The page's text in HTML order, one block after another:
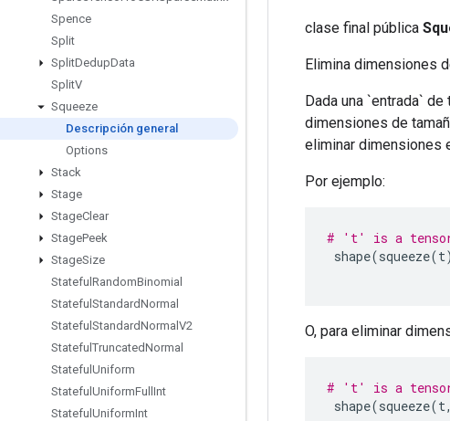
Spence
Split
SplitDedupData
SplitV
Squeeze
Descripción general
Options
Stack
Stage
StageClear
StagePeek
StageSize
Stateful RandomBinomial
Stateful StandardNormal
Stateful StandardNormal V2
Stateful TruncatedNormal
Stateful Uniform
Stateful UniformFull Int
Stateful UniformInt
clase final pública
Elimina dimensiones
Dada una `entrada`
dimensiones de
eliminar dimensiones
Por ejemplo:
# 't' is a
shape(squeeze(t
O, para eliminar
# 't' is a
shape(squeeze(t,